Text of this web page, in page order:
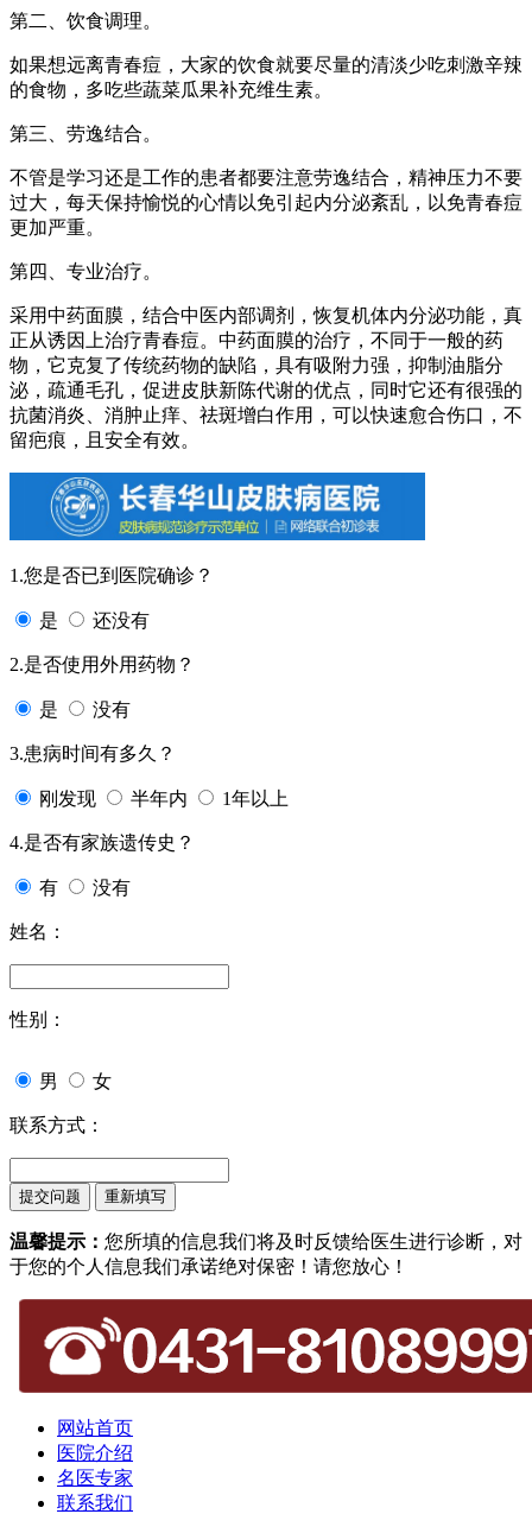
第二、饮食调理。
如果想远离青春痘，大家的饮食就要尽量的清淡少吃刺激辛辣
的食物，多吃些蔬菜瓜果补充维生素。
第三、劳逸结合。
不管是学习还是工作的患者都要注意劳逸结合，精神压力不要
过大，每天保持愉悦的心情以免引起内分泌紊乱，以免青春痘
更加严重。
第四、专业治疗。
采用中药面膜，结合中医内部调剂，恢复机体内分泌功能，真
正从诱因上治疗青春痘。中药面膜的治疗，不同于一般的药
物，它克复了传统药物的缺陷，具有吸附力强，抑制油脂分
泌，疏通毛孔，促进皮肤新陈代谢的优点，同时它还有很强的
抗菌消炎、消肿止痒、祛斑增白作用，可以快速愈合伤口，不
留疤痕，且安全有效。
1.您是否已到医院确诊？
是 还没有
2.是否使用外用药物？
是 没有
3.患病时间有多久？
刚发现 半年内 1年以上
4.是否有家族遗传史？
有 没有
姓名：
性别：
男 女
联系方式：
温馨提示： 您所填的信息我们将及时反馈给医生进行诊断，对
于您的个人信息我们承诺绝对保密！请您放心！
网站首页
医院介绍
名医专家
联系我们